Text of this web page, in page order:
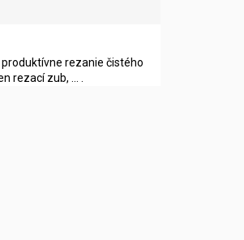
rezanie čistého
rezací zub, ... .